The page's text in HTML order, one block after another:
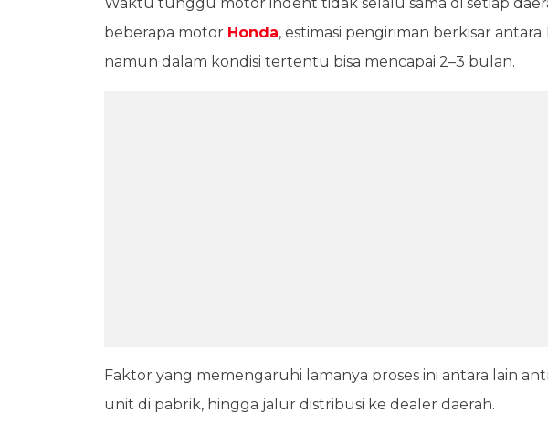
beberapa motor Honda, estimasi pengiriman berkisar
namun dalam kondisi tertentu bisa mencapai 2–3 bulan.
Faktor yang memengaruhi lamanya proses ini antara lain
unit di pabrik, hingga jalur distribusi ke dealer daerah.